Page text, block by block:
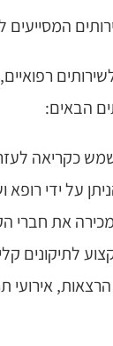
המסייעים
כקריאה
על ידי
את חברי
לתיקונים
אירועי